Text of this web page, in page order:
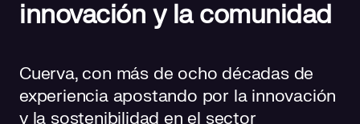
innovación y la comunidad
Cuerva, con más de ocho décadas de
experiencia apostando por la innovación
y la sostenibilidad en el sector